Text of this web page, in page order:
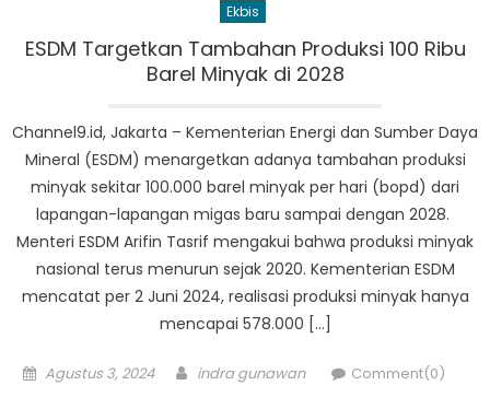
Ekbis
ESDM Targetkan Tambahan Produksi 100 Ribu
Barel Minyak di 2028
Channel9.id, Jakarta – Kementerian Energi dan Sumber Daya
Mineral (ESDM) menargetkan adanya tambahan produksi
minyak sekitar 100.000 barel minyak per hari (bopd) dari
lapangan-lapangan migas baru sampai dengan 2028.
Menteri ESDM Arifin Tasrif mengakui bahwa produksi minyak
nasional terus menurun sejak 2020. Kementerian ESDM
mencatat per 2 Juni 2024, realisasi produksi minyak hanya
mencapai 578.000 […]
Posted
Agustus 3, 2024 Author
indra gunawan Comment(0)